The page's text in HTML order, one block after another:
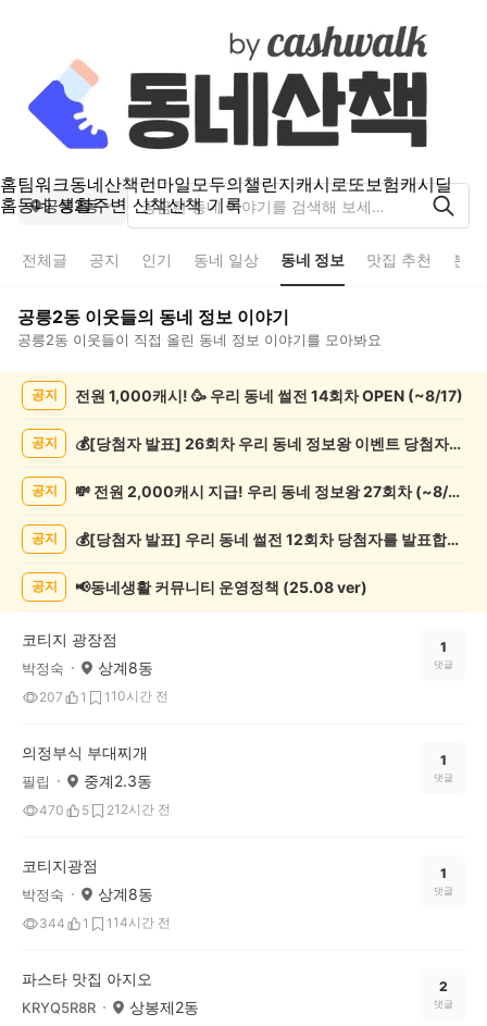
홈팀워크동네산책런마일모두의챌린지캐시로또보험캐시딜
홈동네 생활주변 산책산책 기록
공릉2동
전체글 공지 인기 동네 일상 동네 정보 맛집 추천 분
공릉2동 이웃들의 동네 정보 이야기
공릉2동 이웃들이 직접 올린 동네 정보 이야기를 모아봐요
목
공지 전원 1,000캐시! 🥳 우리 동네 썰전 14회차 OPEN (~8/17)
공지 💰[당첨자 발표] 26회차 우리 동네 정보왕 이벤트 당첨자를 발표합니다!
공지 💸 전원 2,000캐시 지급! 우리 동네 정보왕 27회차 (~8/10)
공지 💰[당첨자 발표] 우리 동네 썰전 12회차 당첨자를 발표합니다!
공지 📢동네생활 커뮤니티 운영정책 (25.08 ver)
코티지 광장점
박정숙 상계8동
207 1 1 10시간 전
1
댓글
의정부식 부대찌개
필립 중계2.3동
470 5 212시간 전
1
댓글
코티지광점
박정숙 상계8동
344 1 1 14시간 전
1
댓글
파스타 맛집 아지오
KRYQ5R8R 상봉제2동
2
댓글